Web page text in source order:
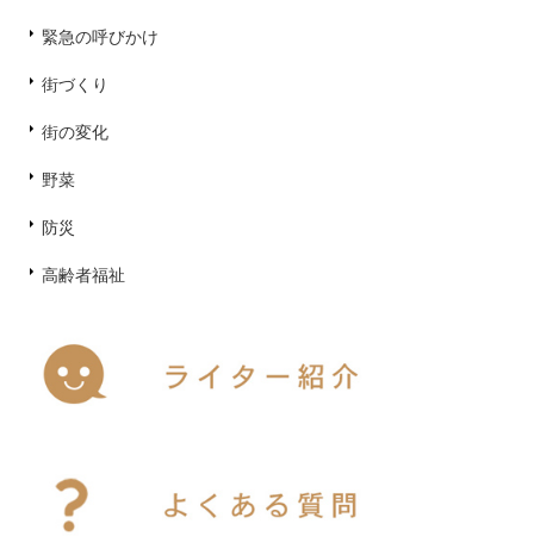
緊急の呼びかけ
街づくり
街の変化
野菜
防災
高齢者福祉